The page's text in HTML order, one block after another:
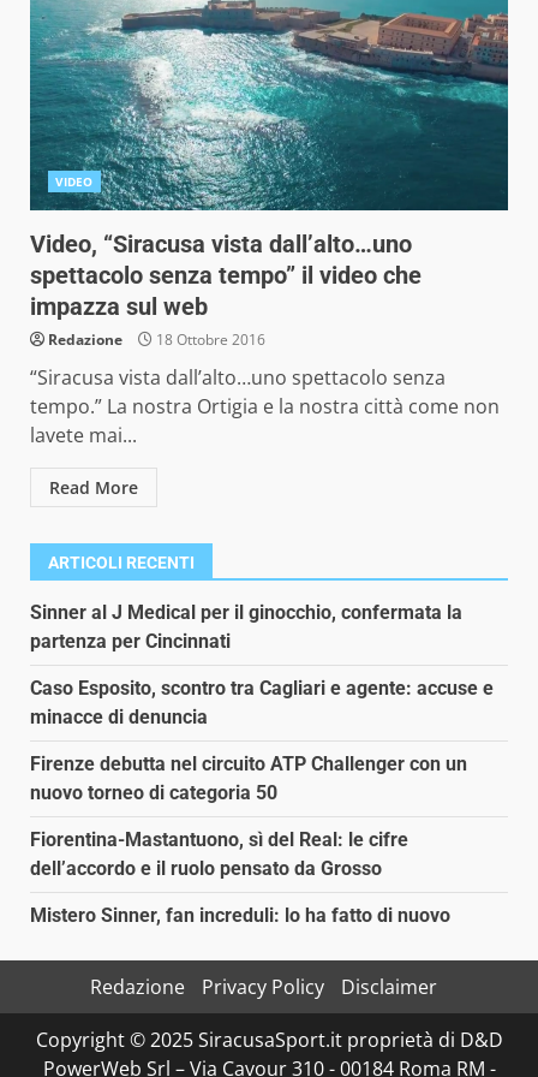
VIDEO
Video, “Siracusa vista dall’alto…uno
spettacolo senza tempo” il video che
impazza sul web
Redazione 18 Ottobre 2016
“Siracusa vista dall’alto…uno spettacolo senza
tempo.” La nostra Ortigia e la nostra città come non
lavete mai...
Read More
ARTICOLI RECENTI
Sinner al J Medical per il ginocchio, confermata la
partenza per Cincinnati
Caso Esposito, scontro tra Cagliari e agente: accuse e
minacce di denuncia
Firenze debutta nel circuito ATP Challenger con un
nuovo torneo di categoria 50
Fiorentina-Mastantuono, sì del Real: le cifre
dell’accordo e il ruolo pensato da Grosso
Mistero Sinner, fan increduli: lo ha fatto di nuovo
Redazione Privacy Policy
Disclaimer
Copyright © 2025 SiracusaSport.it proprietà di D&D
PowerWeb Srl – Via Cavour 310 - 00184 Roma RM -